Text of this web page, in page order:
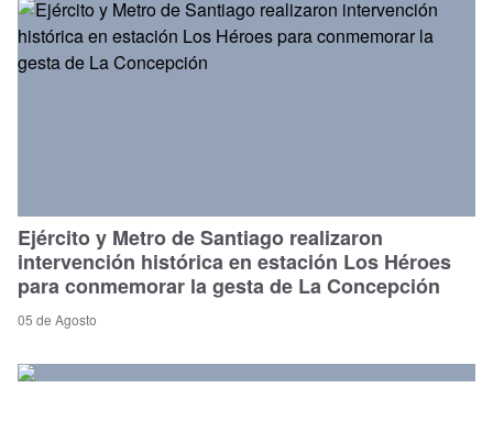
Ejército y Metro de Santiago realizaron
intervención histórica en estación Los Héroes
para conmemorar la gesta de La Concepción
05 de Agosto